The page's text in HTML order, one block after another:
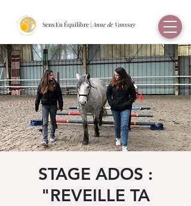
Sens En Équilibre |Anne de Vanssay
STAGE ADOS :
"REVEILLE TA